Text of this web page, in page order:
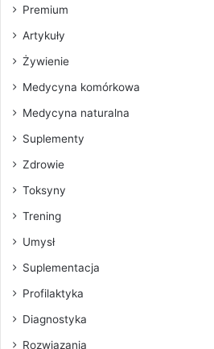
Premium
Artykuły
Żywienie
Medycyna komórkowa
Medycyna naturalna
Suplementy
Zdrowie
Toksyny
Trening
Umysł
Suplementacja
Profilaktyka
Diagnostyka
Rozwiązania